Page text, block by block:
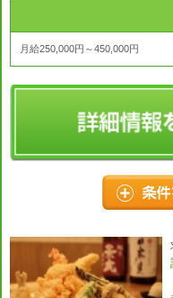
月給250,000円～450,000円